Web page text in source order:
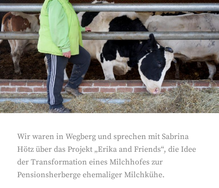
Wir waren in Wegberg und sprechen mit Sabrina
Hötz über das Projekt „Erika and Friends“, die Idee
der Transformation eines Milchhofes zur
Pensionsherberge ehemaliger Milchkühe.